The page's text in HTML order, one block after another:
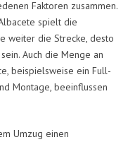
Faktoren zusammen.
spielt die
weiter die Strecke, desto
Auch die Menge an
beispielsweise ein Full-
Montage, beeinflussen
Umzug einen